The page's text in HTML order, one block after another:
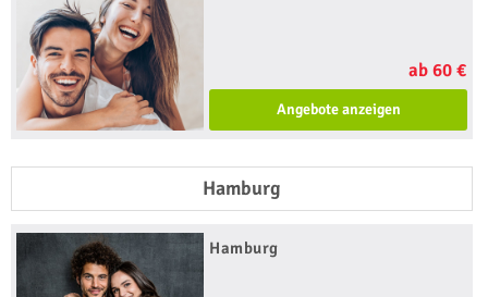
ab 60 €
Angebote anzeigen
Hamburg
Hamburg